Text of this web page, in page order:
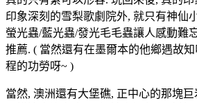
印象深刻的雪梨歌劇院外, 就只有神仙
螢光蟲/藍光蟲/發光毛毛蟲讓人感動難
推薦. ( 當然還有在墨爾本的他鄉遇故
程的功勞呀~ )
當然, 澳洲還有大堡礁, 正中心的那塊